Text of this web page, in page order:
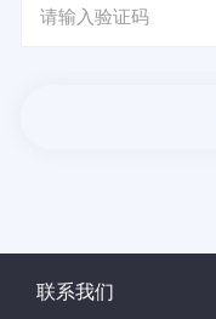
联系我们